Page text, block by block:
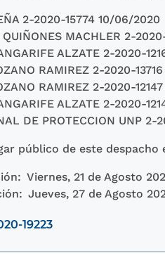
2-2020-15774 10/06/2020
QUIÑONES MACHLER 2-
ALZATE 2-2020-
RAMIREZ 2-2020-
RAMIREZ 2-2020-
ALZATE 2-2020-
DE PROTECCION UNP 2-
público de este
Viernes, 21 de Agosto
Jueves, 27 de Agosto
19223